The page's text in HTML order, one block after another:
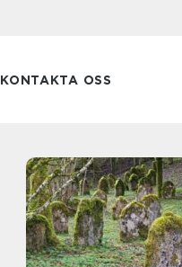
KONTAKTA OSS